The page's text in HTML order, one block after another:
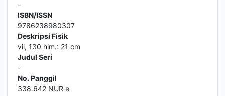
-
ISBN/ISSN
9786238980307
Deskripsi Fisik
vii, 130 hlm.: 21 cm
Judul Seri
-
No. Panggil
338.642 NUR e